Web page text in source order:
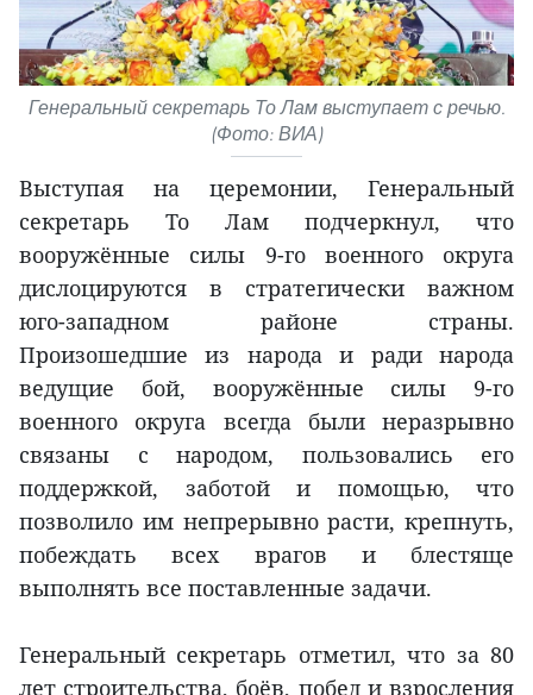
Генеральный секретарь То Лам выступает с речью.
(Фото: ВИА)
Выступая на церемонии, Генеральный
секретарь То Лам подчеркнул, что
вооружённые силы 9-го военного округа
дислоцируются в стратегически важном
юго-западном районе страны.
Произошедшие из народа и ради народа
ведущие бой, вооружённые силы 9-го
военного округа всегда были неразрывно
связаны с народом, пользовались его
поддержкой, заботой и помощью, что
позволило им непрерывно расти, крепнуть,
побеждать всех врагов и блестяще
выполнять все поставленные задачи.
Генеральный секретарь отметил, что за 80
лет строительства, боёв, побед и взросления